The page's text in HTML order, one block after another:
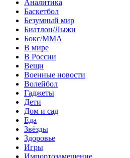
Аналитика
Баскетбол
Безумный мир
Биатлон/Лыжи
Бокс/MMA
В мире
В России
Вещи
Военные новости
Волейбол
Гаджеты
Дети
Дом и сад
Еда
Звёзды
Здоровье
Игры
Импортозамещение